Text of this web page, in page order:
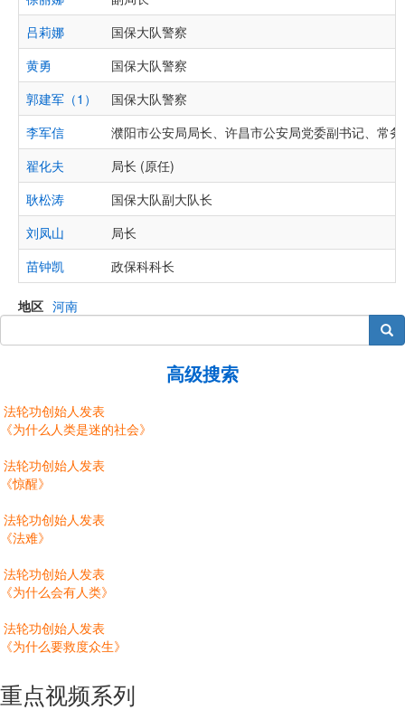
吕莉娜
国保大队警察
黄勇
国保大队警察
郭建军（1）
国保大队警察
李军信
濮阳市公安局局长、许昌市公安局党委副书记、常
翟化夫
局长 (原任)
耿松涛
国保大队副大队长
刘凤山
局长
苗钟凯
政保科科长
地区 河南
搜索
高级搜索
法轮功创始人发表
《为什么人类是迷的社会》
法轮功创始人发表
《惊醒》
法轮功创始人发表
《法难》
法轮功创始人发表
《为什么会有人类》
法轮功创始人发表
《为什么要救度众生》
重点视频系列